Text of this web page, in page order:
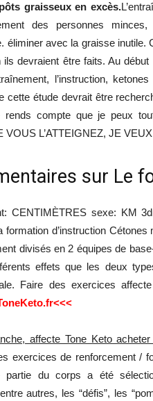
graisseux en excès.
des personnes
éliminer avec la graisse
devraient être faits. Au
l’instruction,
cette étude devrait être
compte que je peux
VOUS L’ATTEIGNEZ, JE
sur Le
CENTIMÈTRES sexe: KM
d’instruction
divisés en 2 équipes de
effets que les deux
Faire des exercices
affecte Tone Keto
exercices de renforcement /
partie du corps a été
autres, les “défis”, les